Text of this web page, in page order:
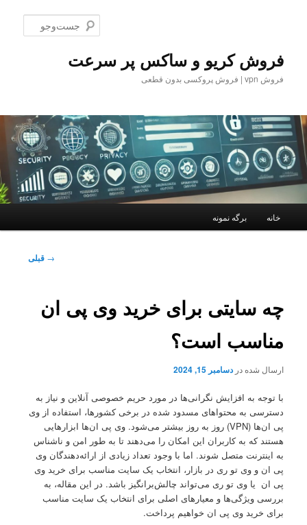
فروش کریو و ساکس پر سرعت
فروش vpn | فروش پروکسی بدون قطعی
پرش
اصلی
خانه برگه نمونه
ناوبری
→ قبلی
چه سایتی برای خرید وی پی ان
مناسب است؟
ارسال شده دردسامبر 15, 2024
با توجه به افزایش نگرانی‌ها در مورد حریم خصوصی آنلاین و نیاز به
دسترسی به محتواهای مسدود شده در برخی کشورها، استفاده از وی
پی ان‌ها (VPN) روز به روز بیشتر می‌شود. وی پی ان‌ها ابزارهایی
هستند که به کاربران این امکان را می‌دهند تا به طور امن و ناشناس
به اینترنت متصل شوند. اما با وجود تعداد زیادی از ارائه‌دهندگان وی
پی ان و وی تو ری در بازار، انتخاب یک سایت مناسب برای خرید وی
پی ان یا وی تو ری می‌تواند چالش‌برانگیز باشد. در این مقاله، به
بررسی ویژگی‌ها و معیارهای اصلی برای انتخاب یک سایت مناسب
برای خرید وی پی ان خواهیم پرداخت.